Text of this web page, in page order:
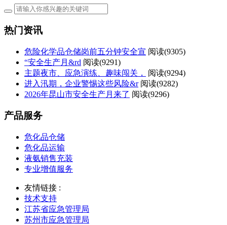
热门资讯
危险化学品仓储岗前五分钟安全宣 阅读(9305)
“安全生产月&rd 阅读(9291)
主题夜市、应急演练、趣味闯关，
阅读(9294)
进入汛期，企业警惕这些风险&r 阅读(9282)
2026年昆山市安全生产月来了 阅读(9296)
产品服务
危化品仓储
危化品运输
液氨销售充装
专业增值服务
友情链接 :
技术支持
江苏省应急管理局
苏州市应急管理局